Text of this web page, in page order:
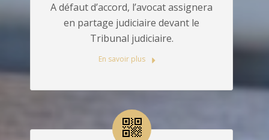
A défaut d’accord, l’avocat assignera
en partage judiciaire devant le
Tribunal judiciaire.
En savoir plus